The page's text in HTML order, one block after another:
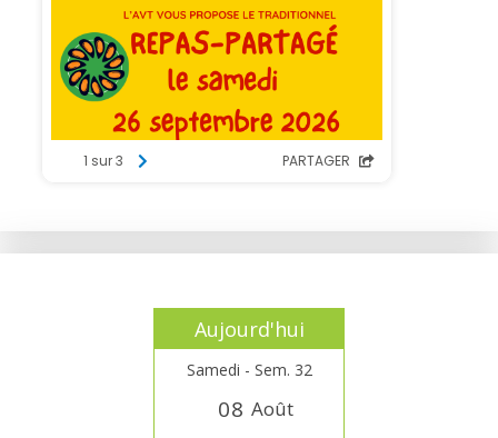
Aujourd'hui
Samedi - Sem. 32
08 Août